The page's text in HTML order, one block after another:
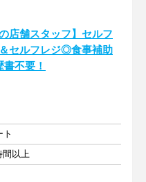
店舗スタッフ】セルフ
セルフレジ◎食事補助
不要！
ト
間以上